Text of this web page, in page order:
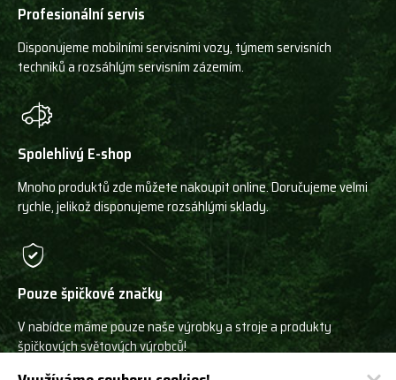
Profesionální servis
Disponujeme mobilními servisními vozy, týmem servisních
techniků a rozsáhlým servisním zázemím.
Spolehlivý E-shop
Mnoho produktů zde můžete nakoupit online. Doručujeme velmi
rychle, jelikož disponujeme rozsáhlými sklady.
Pouze špičkové značky
V nabídce máme pouze naše výrobky a stroje a produkty
špičkových světových výrobců!